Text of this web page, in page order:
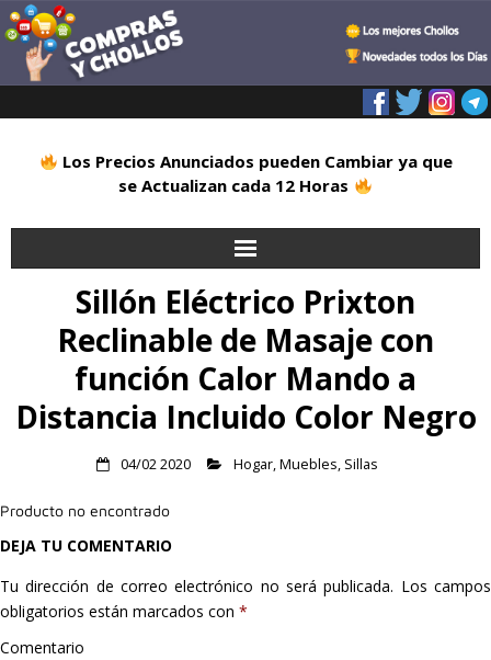
Los Precios Anunciados pueden Cambiar ya que
se Actualizan cada 12 Horas
Alimentación
Blog
Hogar
Listas
Sillón Eléctrico Prixton
Reclinable de Masaje con
función Calor Mando a
Distancia Incluido Color Negro
04/02 2020 Hogar,Muebles, Sillas
Producto no encontrado
DEJA TU COMENTARIO
Tu dirección de correo electrónico no será publicada. Los campos
obligatorios están marcados con *
Comentario